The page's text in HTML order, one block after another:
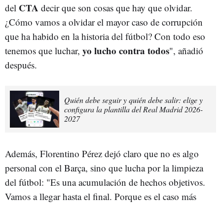
del CTA decir que son cosas que hay que olvidar.
¿Cómo vamos a olvidar el mayor caso de corrupción
que ha habido en la historia del fútbol? Con todo eso
tenemos que luchar, yo lucho contra todos", añadió
después.
Quién debe seguir y quién debe salir: elige y
configura la plantilla del Real Madrid 2026-
2027
Además, Florentino Pérez dejó claro que no es algo
personal con el Barça, sino que lucha por la limpieza
del fútbol: "Es una acumulación de hechos objetivos.
Vamos a llegar hasta el final. Porque es el caso más